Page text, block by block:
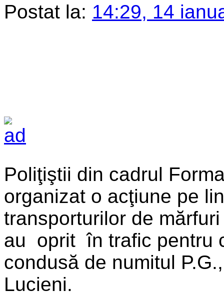
Postat la: 14:29, 14
Poliţiştii din cadrul
organizat o acţiune pe
transporturilor de
au oprit în trafic pentru
condusă de numitul
Lucieni.